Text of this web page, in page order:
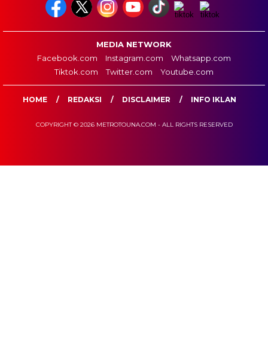
MEDIA NETWORK
Facebook.com
Instagram.com
Whatsapp.com
Tiktok.com
Twitter.com Youtube.com
HOME REDAKSI DISCLAIMER INFO IKLAN
COPYRIGHT © 2026 METROTOUNA.COM - ALL RIGHTS RESERVED